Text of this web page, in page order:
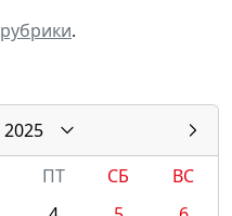
рубрики.
2025
ПТ СБ
ВС